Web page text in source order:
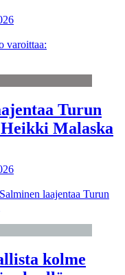
varoittaa:
Turun
Malaska
laajentaa Turun
kolme